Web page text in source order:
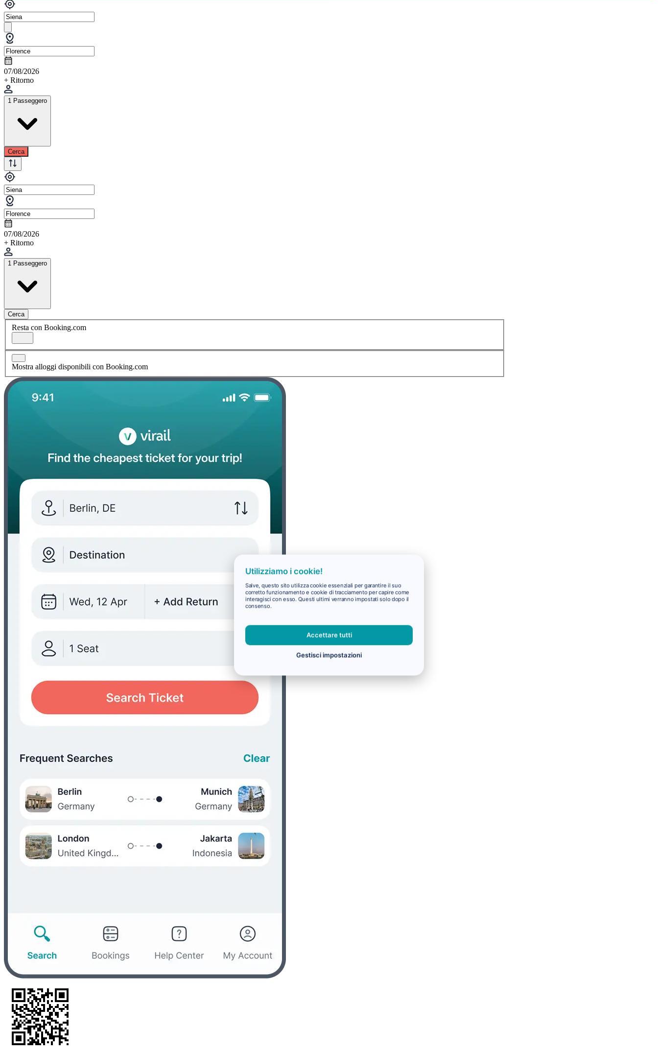
07/08/2026
+ Ritorno
1 Passeggero
Cerca
07/08/2026
+ Ritorno
1 Passeggero
Cerca
Resta con Booking.com
Mostra alloggi disponibili con Booking.com
Utilizziamo i cookie!
Salve, questo sito utilizza cookie essenziali per garantire il suo
corretto funzionamento e cookie di tracciamento per capire come
interagisci con esso. Questi ultimi verranno impostati solo dopo il
consenso.
Accettare tutti
Gestisci impostazioni